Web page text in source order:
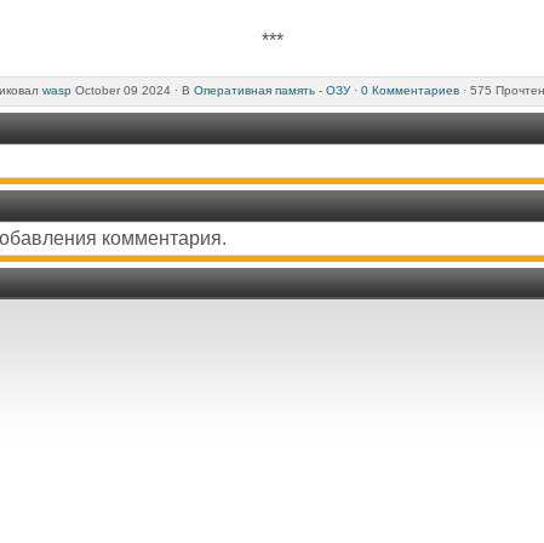
***
wasp October 09 2024 · В Оперативная память - ОЗУ· 0 Комментариев · 575
комментария.